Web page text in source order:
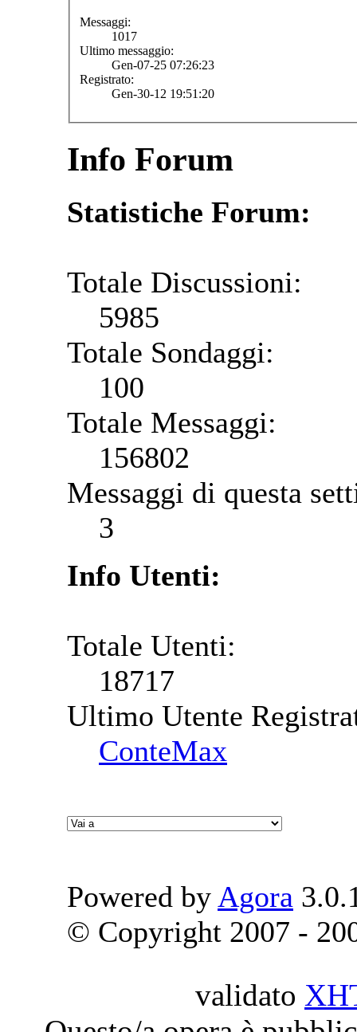
Messaggi:
1017
Ultimo messaggio:
Gen-07-25 07:26:23
Registrato:
Gen-30-12 19:51:20
Info Forum
Statistiche Forum:
Totale Discussioni:
5985
Totale Sondaggi:
100
Totale Messaggi:
156802
Messaggi di questa
3
Info Utenti:
Totale Utenti:
18717
Ultimo Utente
ConteMax
Powered by Agora
© Copyright 2007 -
validato